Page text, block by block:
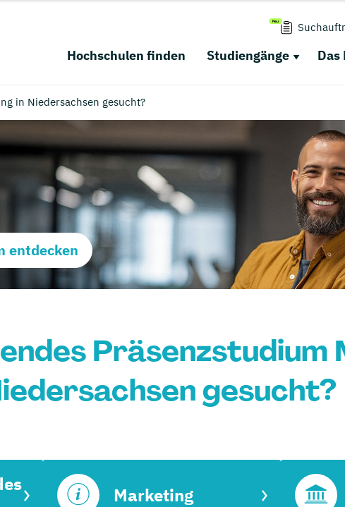
Hochschulen finden Studiengänge Das
in Niedersachsen gesucht?
entdecken
Präsenzstudium
gesucht?
Marketing